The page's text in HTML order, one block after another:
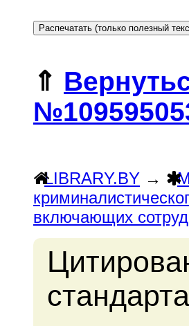
⇑
LIBRARY.BY →
включающих